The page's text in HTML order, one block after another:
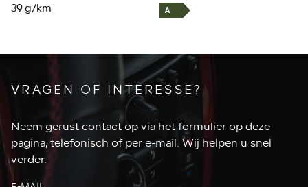
39 g/km
VRAGEN OF INTERESSE?
Neem gerust contact op via het formulier op deze
pagina, telefonisch of per e-mail. Wij helpen u snel
verder.